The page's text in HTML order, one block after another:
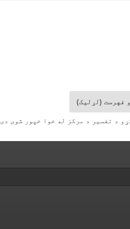
فهرست (لړلیک)
د تفسیر د مرکز له خوا خپور شوی دی.